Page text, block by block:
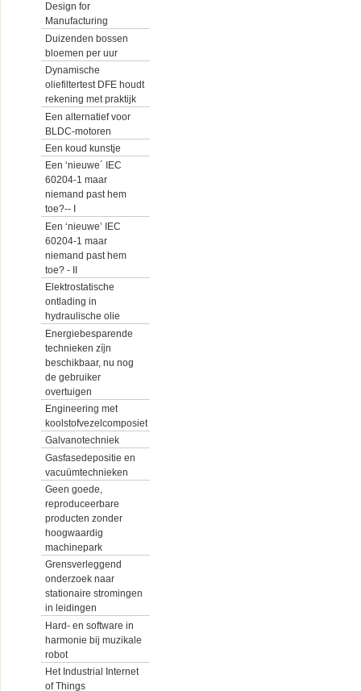
Design for
Manufacturing
Duizenden bossen
bloemen per uur
Dynamische
oliefiltertest DFE houdt
rekening met praktijk
Een alternatief voor
BLDC-motoren
Een koud kunstje
Een ‘nieuwe´ IEC
60204-1 maar
niemand past hem
toe?-- I
Een ‘nieuwe’ IEC
60204-1 maar
niemand past hem
toe? - II
Elektrostatische
ontlading in
hydraulische olie
Energiebesparende
technieken zíjn
beschikbaar, nu nog
de gebruiker
overtuigen
Engineering met
koolstofvezelcomposiet
Galvanotechniek
Gasfasedepositie en
vacuümtechnieken
Geen goede,
reproduceerbare
producten zonder
hoogwaardig
machinepark
Grensverleggend
onderzoek naar
stationaire stromingen
in leidingen
Hard- en software in
harmonie bij muzikale
robot
Het Industrial Internet
of Things